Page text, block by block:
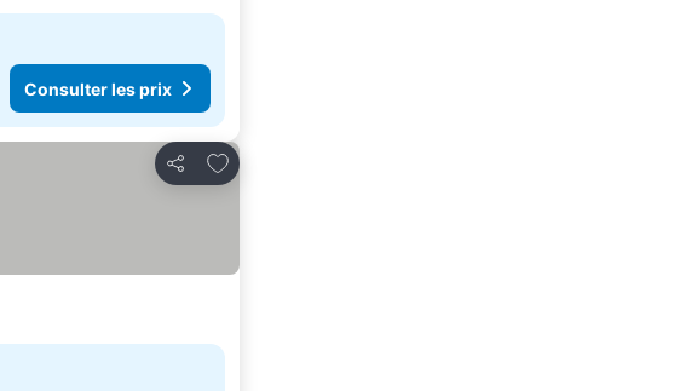
Consulter les prix
Partager
Ajouter à mes favoris